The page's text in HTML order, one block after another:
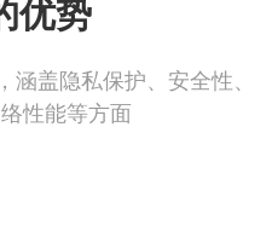
优势
盖隐私保护、安全性、
性能等方面